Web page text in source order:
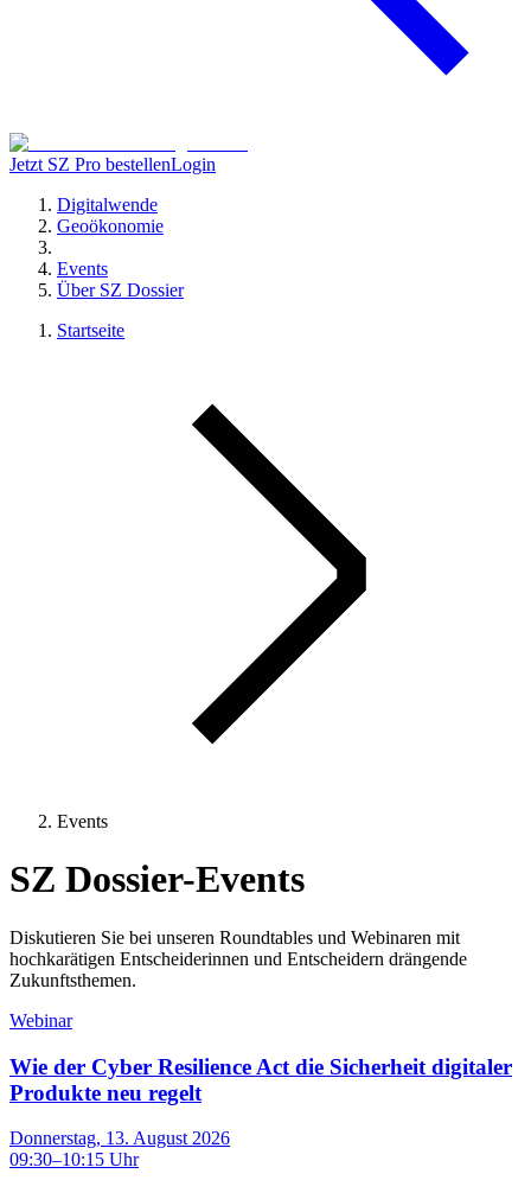
Jetzt SZ Pro bestellenLogin
Digitalwende
Geoökonomie
Events
Über SZ Dossier
Startseite
Events
SZ Dossier-Events
Diskutieren Sie bei unseren Roundtables und Webinaren mit
hochkarätigen Entscheiderinnen und Entscheidern drängende
Zukunftsthemen.
Webinar
Wie der Cyber Resilience Act die Sicherheit digitaler
Produkte neu regelt
Donnerstag, 13. August 2026
09:30–10:15 Uhr